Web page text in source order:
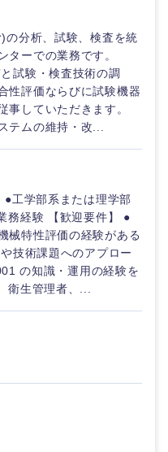
の分析、試験、検査を統
ターでの業務です。
試験・検査技術の調
性評価ならびに試験機器
事していただきます。
テムの維持・改...
工学部系または理学部
務経験 【歓迎要件】 ●
械特性評価の経験がある
技術課題へのアプロー
の知識・運用の経験を
衛生管理者、...